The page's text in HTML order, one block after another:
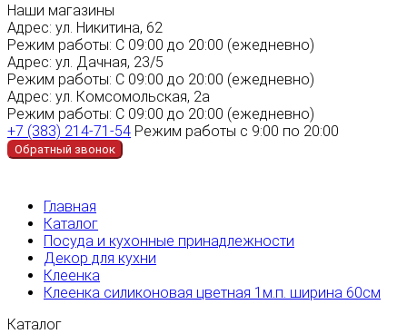
Наши магазины
Адрес: ул. Никитина, 62
Режим работы: С 09:00 до 20:00 (ежедневно)
Адрес: ул. Дачная, 23/5
Режим работы: С 09:00 до 20:00 (ежедневно)
Адрес: ул. Комсомольская, 2а
Режим работы: С 09:00 до 20:00 (ежедневно)
+7 (383) 214-71-54 Режим работы с 9:00 по 20:00
Обратный звонок
Главная
Каталог
Посуда и кухонные принадлежности
Декор для кухни
Клеенка
Клеенка силиконовая цветная 1м.п. ширина 60см
Каталог